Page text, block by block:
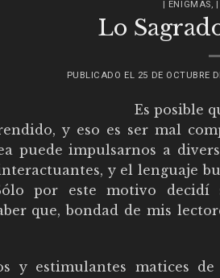
| ENIGMAS,
Lo
PUBLICADO EL 25 DE OCTUBRE
Es posible
y eso es ser mal
puede impulsarnos a
y el lenguaje
por este motivo
que, bondad de mis
y estimulantes matices